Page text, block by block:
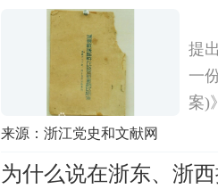
提
一
案)
纲
来源：浙江党史和文献网
为什么说在浙东、浙